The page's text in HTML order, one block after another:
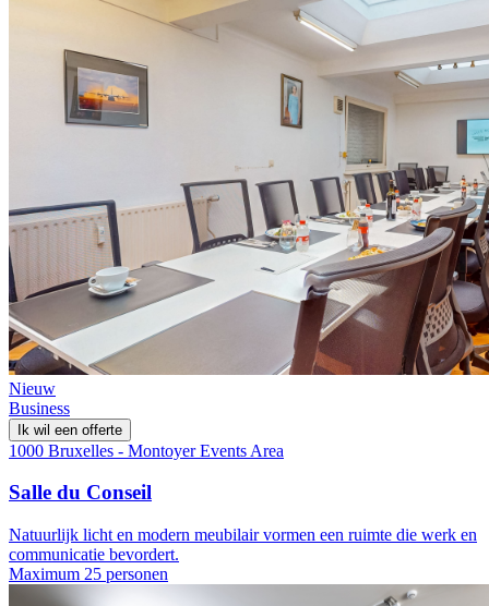
Nieuw
Business
Ik wil een offerte
1000 Bruxelles - Montoyer Events Area
Salle du Conseil
Natuurlijk licht en modern meubilair vormen een ruimte die werk en
communicatie bevordert.
Maximum 25 personen